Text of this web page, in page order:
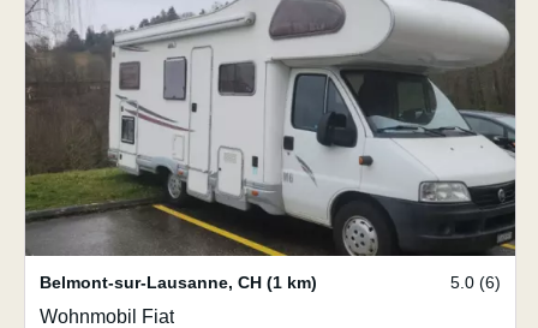
Belmont-sur-Lausanne, CH (1 km) 5.0 (6)
Wohnmobil Fiat